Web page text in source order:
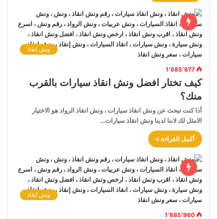
ونش انقاذ
1٬685٬977
كيف تختار افضل ونش انقاذ سيارات بالقرب
منك؟
أذا كنت تبحث عن ونش انقاذ سيارات ، ونش انقاذ الرواد هو الاختيار
الامثل لك لاننا لدينا ونش انقاذ سيارات…
أكمل القراءة »
ونش انقاذ
1٬685٬960